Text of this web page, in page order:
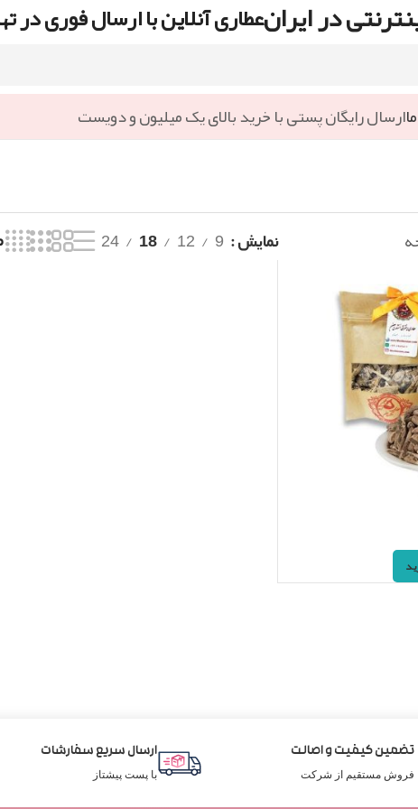
در ایرانعطاری آنلاین با ارسال فوری در
ارسال رایگان پستی با خرید بالای یک میلیون و دویست
نمایش 9
12
18
24
تضمین کیفیت و اصالت
فروش مستقیم از شرکت
ارسال سریع سفارشات
با پست پیشتاز